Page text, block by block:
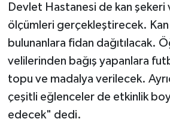
Devlet Hastanesi de kan şekeri
ölçümleri gerçekleştirecek. Kan
bulunanlara fidan dağıtılacak.
velilerinden bağış yapanlara
topu ve madalya verilecek.
çeşitli eğlenceler de etkinlik
edecek" dedi.